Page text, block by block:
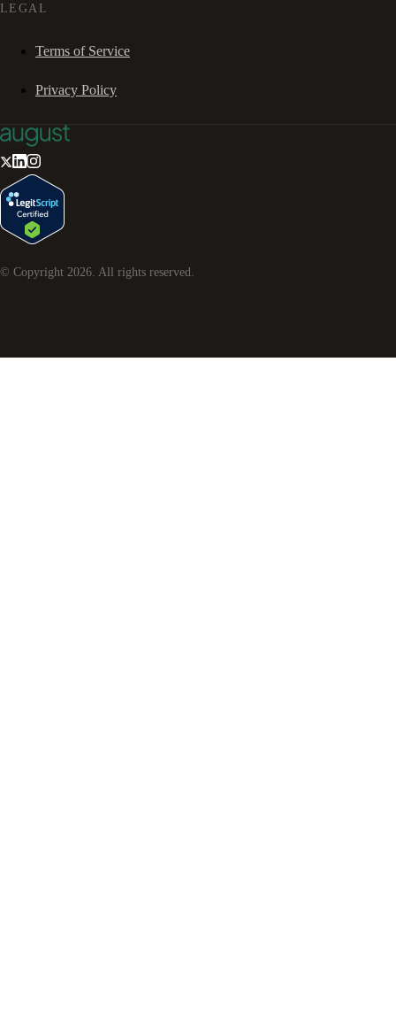
LEGAL
Terms of Service
Privacy Policy
© Copyright 2026 . All rights reserved.